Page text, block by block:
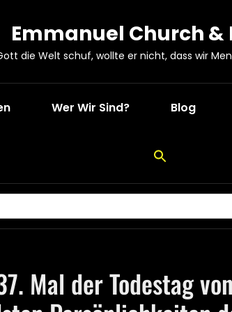
Emmanuel Church &
die Welt schuf, wollte er nicht, dass wir
Wer Wir Sind? Blog
Mal der Todestag